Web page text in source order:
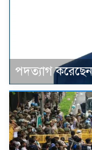
পদত্যাগ করেছেন